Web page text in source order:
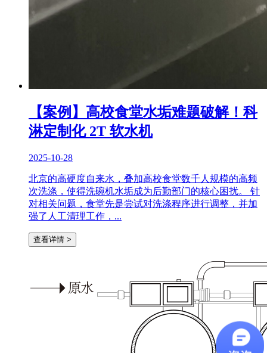
【案例】高校食堂水垢难题破解！科
淋定制化 2T 软水机
2025-10-28
北京的高硬度自来水，叠加高校食堂数千人规模的高频
次洗涤，使得洗碗机水垢成为后勤部门的核心困扰。 针
对相关问题，食堂先是尝试对洗涤程序进行调整，并加
强了人工清理工作，...
查看详情 >